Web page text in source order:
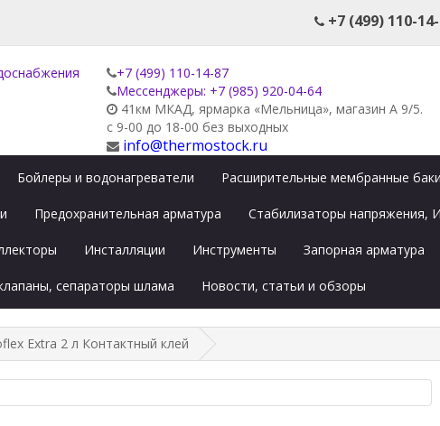
+7 (499) 110-
+7 (499) 110-14-87
Мессенджеры: +7 (985) 920-04-64
41км МКАД, ярмарка «Мельница», магазин А 9/5.
с 9-00 до 18-00 без выходных
info@thermostock.ru
Бойлеры и водонагреватели Расширительные мембранные
Предохранительная арматура Стабилизаторы напряжения,
Инсталляции Инструменты Запорная арматура
сепараторы шлама Новости, статьи и обзоры
Extra 2 л Контактный клей